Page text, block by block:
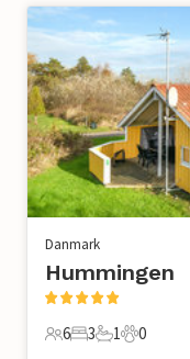
Danmark
Hummingen
6 Gjester
6
3 Soverom
3
1 Bad
1
0 Kjæledyr
0